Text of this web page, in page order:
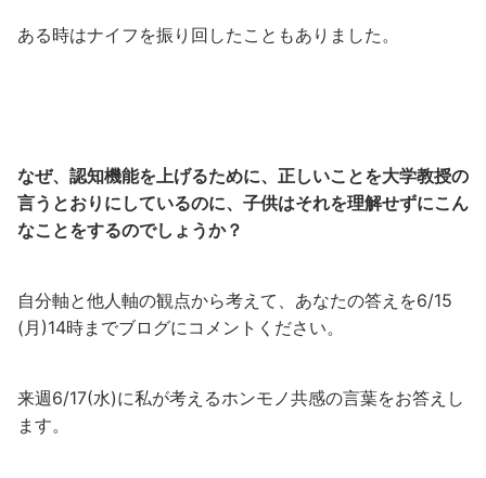
ある時はナイフを振り回したこともありました。
なぜ、認知機能を上げるために、正しいことを大学教授の
言うとおりにしているのに、子供はそれを理解せずにこん
なことをするのでしょうか？
自分軸と他人軸の観点から考えて、あなたの答えを6/15
(月)14時までブログにコメントください。
来週6/17(水)に私が考えるホンモノ共感の言葉をお答えし
ます。